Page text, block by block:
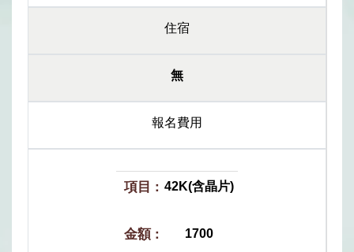
住宿
無
報名費用
42K(含晶片)
1700